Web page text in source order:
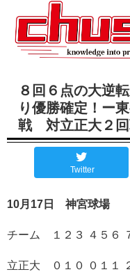
８回６点の大逆
り優勝確定！ー
戦 対立正大２
Twitter
10月17日 神宮球場
チーム １２３ ４５６
立正大 ０１０ ０１１